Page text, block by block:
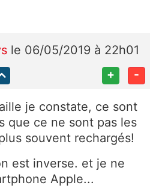
le 06/05/2019 à 22h01
+ -
je constate, ce sont
que ce ne sont pas les
souvent rechargés!
est inverse. et je ne
Apple...